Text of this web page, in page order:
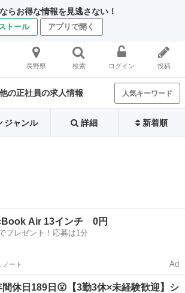
らお得な情報を見逃さない！
トール アプリで開く
長野県 検索 ログイン 投稿
の正社員の求人情報 人気キーワード
ジャンル 詳細 新着順
Air 13インチ 0円
プレゼント！応募は1分
ノート Ad
間休日189日😮【3勤3休×未経験歓迎】シ